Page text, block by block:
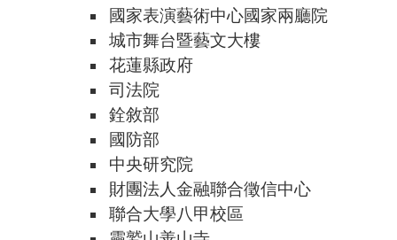
國家表演藝術中心國家兩廳院
城市舞台暨藝文大樓
花蓮縣政府
司法院
銓敘部
國防部
中央研究院
財團法人金融聯合徵信中心
聯合大學八甲校區